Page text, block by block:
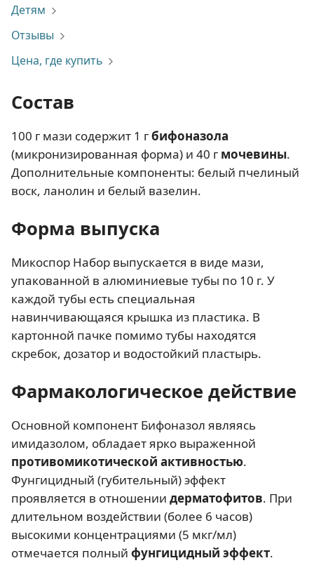
Детям
Отзывы
Цена, где купить
Состав
100 г мази содержит 1 гбифоназола
(микронизированная форма) и 40 г мочевины.
Дополнительные компоненты: белый пчелиный
воск, ланолин и белый вазелин.
Форма выпуска
Микоспор Набор выпускается в виде мази,
упакованной в алюминиевые тубы по 10 г. У
каждой тубы есть специальная
навинчивающаяся крышка из пластика. В
картонной пачке помимо тубы находятся
скребок, дозатор и водостойкий пластырь.
Фармакологическое действие
Основной компонент Бифоназол являясь
имидазолом, обладает ярко выраженной
противомикотической активностью.
Фунгицидный (губительный) эффект
проявляется в отношении дерматофитов. При
длительном воздействии (более 6 часов)
высокими концентрациями (5 мкг/мл)
отмечается полный фунгицидный эффект.